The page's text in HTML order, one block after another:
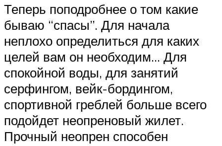
Теперь поподробнее о том какие
бываю “спасы”. Для начала
неплохо определиться для каких
целей вам он необходим… Для
спокойной воды, для занятий
серфингом, вейк-бордингом,
спортивной греблей больше всего
подойдет неопреновый жилет.
Прочный неопрен способен